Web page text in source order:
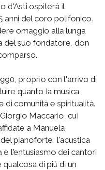
d'Asti ospiterà il
anni del coro polifonico.
omaggio alla lunga
del suo fondatore, don
proprio con l'arrivo di
quanto la musica
comunità e spiritualità.
Maccario, cui
a Manuela
pianoforte, l'acustica
l'entusiasmo dei cantori
di più di un